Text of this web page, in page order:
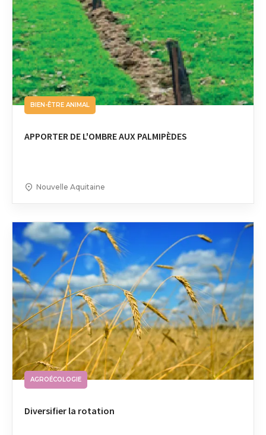
BIEN-ÊTRE ANIMAL
APPORTER DE L'OMBRE AUX PALMIPÈDES
Nouvelle Aquitaine
AGROÉCOLOGIE
Diversifier la rotation